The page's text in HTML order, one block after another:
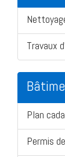
Travaux
Plan
Permis